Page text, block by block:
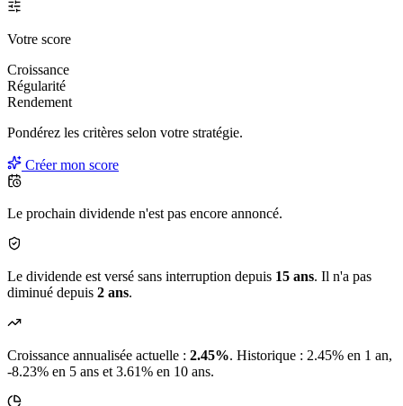
Votre score
Croissance
Régularité
Rendement
Pondérez les critères selon votre stratégie.
Créer mon score
Le prochain dividende n'est pas encore annoncé.
Le dividende est versé sans interruption depuis 15 ans. Il n'a pas
diminué depuis 2 ans.
Croissance annualisée actuelle : 2.45%. Historique : 2.45% en 1 an,
-8.23% en 5 ans et 3.61% en 10 ans.